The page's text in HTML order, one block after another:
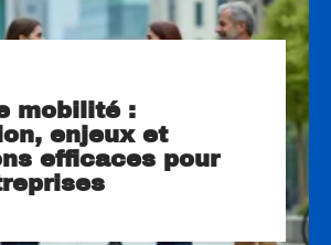
mobilité :
enjeux et
efficaces pour